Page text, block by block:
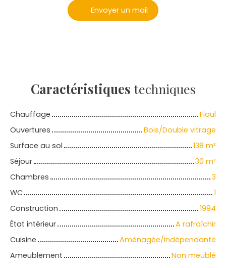
Envoyer un mail
Caractéristiques techniques
Chauffage
Fioul
Ouvertures
Bois/Double vitrage
Surface au sol
138 m²
Séjour
30 m²
Chambres
3
WC
1
Construction
1994
État intérieur
A rafraîchir
Cuisine
Aménagée/Indépendante
Ameublement
Non meublé